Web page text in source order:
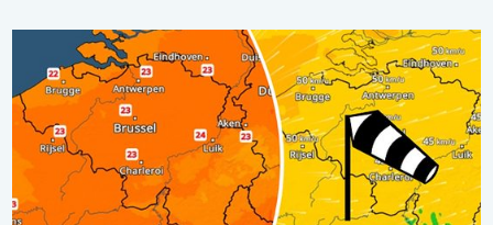
Koeler weer op komst. Maxima onder 25 graden. . . dinsdag